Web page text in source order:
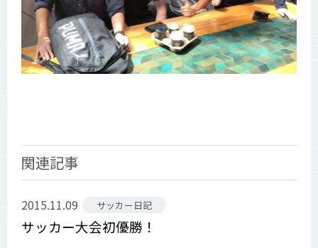
関連記事
2015.11.09 サッカー日記
サッカー大会初優勝！